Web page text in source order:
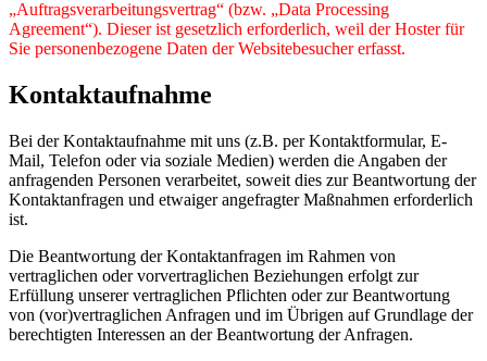
„Auftragsverarbeitungsvertrag“ (bzw. „Data Processing
Agreement“). Dieser ist gesetzlich erforderlich, weil der Hoster für
Sie personenbezogene Daten der Websitebesucher erfasst.
Kontaktaufnahme
Bei der Kontaktaufnahme mit uns (z.B. per Kontaktformular, E-
Mail, Telefon oder via soziale Medien) werden die Angaben der
anfragenden Personen verarbeitet, soweit dies zur Beantwortung der
Kontaktanfragen und etwaiger angefragter Maßnahmen erforderlich
ist.
Die Beantwortung der Kontaktanfragen im Rahmen von
vertraglichen oder vorvertraglichen Beziehungen erfolgt zur
Erfüllung unserer vertraglichen Pflichten oder zur Beantwortung
von (vor)vertraglichen Anfragen und im Übrigen auf Grundlage der
berechtigten Interessen an der Beantwortung der Anfragen.